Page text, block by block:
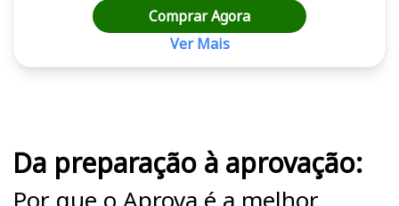
Comprar Agora
Ver Mais
Da preparação à aprovação: